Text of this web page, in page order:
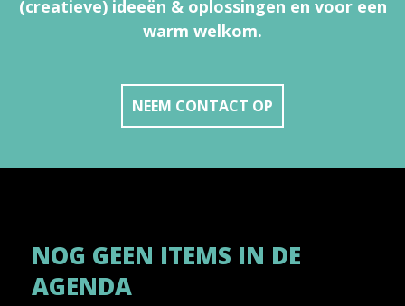
(creatieve) ideeën & oplossingen en voor een
warm welkom.
NEEM CONTACT OP
NOG GEEN ITEMS IN DE
AGENDA